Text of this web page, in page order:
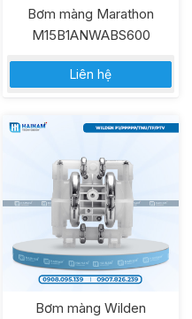
Bơm màng Marathon
M15B1ANWABS600
Liên hệ
Bơm màng Wilden